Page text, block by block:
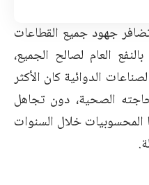
جهود جميع القطاعات
العام لصالح الجميع،
الدوائية كان الأكثر
الصحية، دون تجاهل
المحسوبيات خلال السنوات